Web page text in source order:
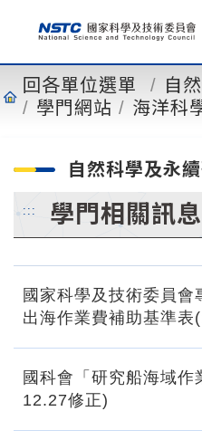
容 回各單位選單
自
學門網站
海洋科
自然科學及永
::: 學門相關訊息
國家科學及技術委員會
出海作業費補助基準
國科會「研究船海域
12.27修正)